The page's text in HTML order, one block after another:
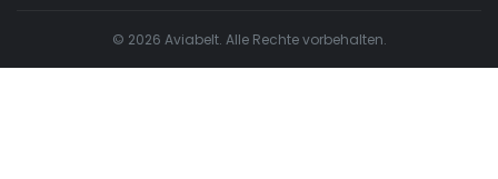
© 2026 Aviabelt. Alle Rechte vorbehalten.